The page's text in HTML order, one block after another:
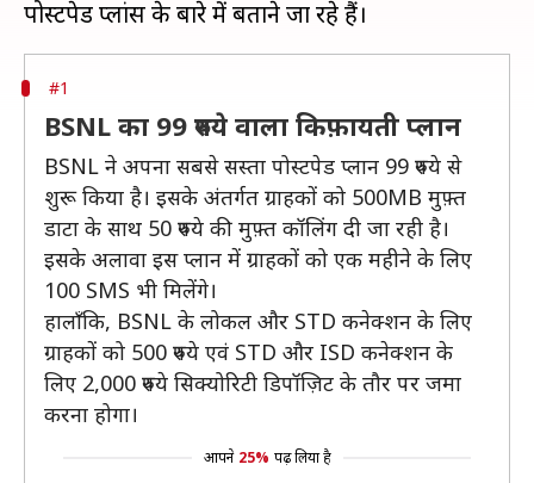
#1
BSNL का 99 रुपये वाला किफ़ायती प्लान
BSNL ने अपना सबसे सस्ता पोस्टपेड प्लान 99 रुपये से
शुरू किया है। इसके अंतर्गत ग्राहकों को 500MB मुफ़्त
डाटा के साथ 50 रुपये की मुफ़्त कॉलिंग दी जा रही है।
इसके अलावा इस प्लान में ग्राहकों को एक महीने के लिए
100 SMS भी मिलेंगे।
हालाँकि, BSNL के लोकल और STD कनेक्शन के लिए
ग्राहकों को 500 रुपये एवं STD और ISD कनेक्शन के
लिए 2,000 रुपये सिक्योरिटी डिपॉज़िट के तौर पर जमा
करना होगा।
आपने 25% पढ़ लिया है